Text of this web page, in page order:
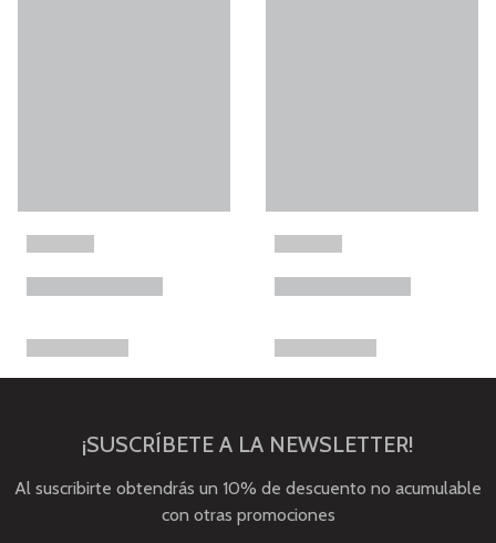
¡SUSCRÍBETE A LA NEWSLETTER!
Al suscribirte obtendrás un 10% de descuento no acumulable
con otras promociones